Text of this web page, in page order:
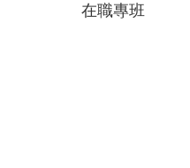
在職專班